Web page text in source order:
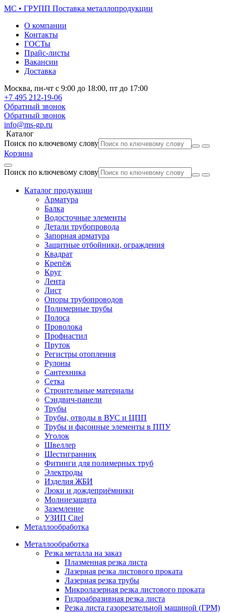
МС • ГРУПП Поставка металлопродукции
О компании
Контакты
ГОСТы
Прайс-листы
Вакансии
Доставка
Москва, пн-чт с 9:00 до 18:00, пт до 17:00
+7 495 212-19-06
Обратный звонок
Обратный звонок
info@ms-gp.ru
Каталог
Поиск по ключевому слову
Корзина
Поиск по ключевому слову
Каталог продукции
Арматура
Балка
Водосточные элементы
Детали трубопровода
Запорная арматура
Защитные отбойники, ограждения
Квадрат
Крепёж
Круг
Лента
Лист
Опоры трубопроводов
Полимерные трубы
Полоса
Проволока
Профнастил
Пруток
Регистры отопления
Рулоны
Сантехника
Сетка
Строительные материалы
Сэндвич-панели
Трубы
Трубы, отводы в ВУС и ЦПП
Трубы и фасонные элементы в ППУ
Уголок
Швеллер
Шестигранник
Фитинги для полимерных труб
Электроды
Изделия ЖБИ
Люки и дождеприёмники
Молниезащита
Заземление
УЗИП Citel
Металлообработка
Металлообработка
Резка металла на заказ
Плазменная резка листа
Лазерная резка листового проката
Лазерная резка трубы
Микролазерная резка листового проката
Гидроабразивная резка листа
Резка листа газорезательной машиной (ГРМ)